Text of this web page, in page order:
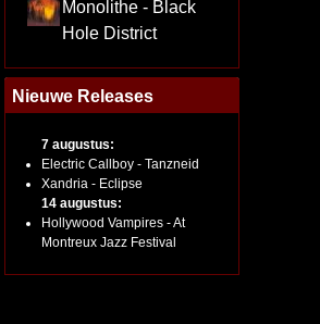
Monolithe - Black
Hole District
Nieuwe Releases
7 augustus:
Electric Callboy - Tanzneid
Xandria - Eclipse
14 augustus:
Hollywood Vampires - At
Montreux Jazz Festival